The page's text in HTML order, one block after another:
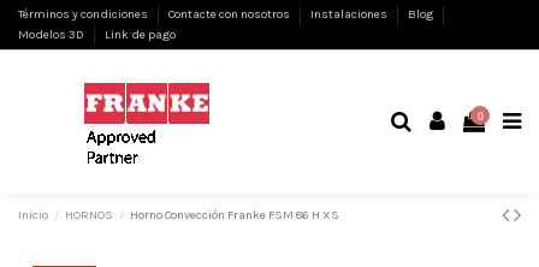
Términos y condiciones Contacte con nosotros Instalaciones
Blog
Modelos 3D
Link de pago
0
Inicio HORNOS Horno Convección Franke FSM 86 H XS